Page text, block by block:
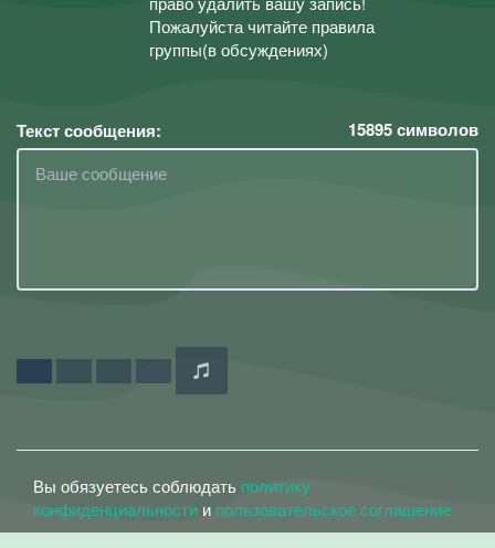
Пожалуйста читайте правила
группы(в обсуждениях)
Текст сообщения: 15895символов
Вы обязуетесь соблюдать политику
конфиденциальности и пользовательское соглашение